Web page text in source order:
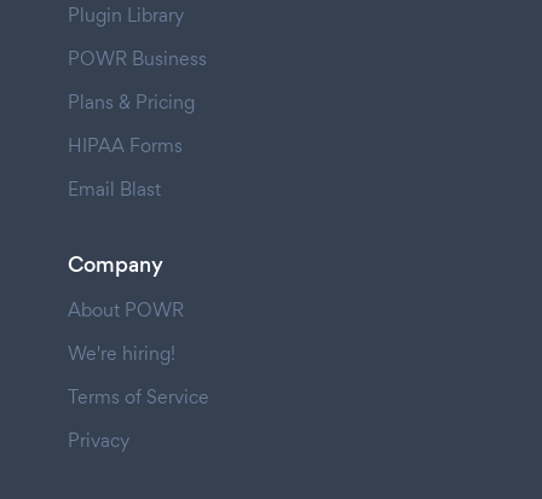
Plugin Library
POWR Business
Plans & Pricing
HIPAA Forms
Email Blast
Company
About POWR
We're hiring!
Terms of Service
Privacy